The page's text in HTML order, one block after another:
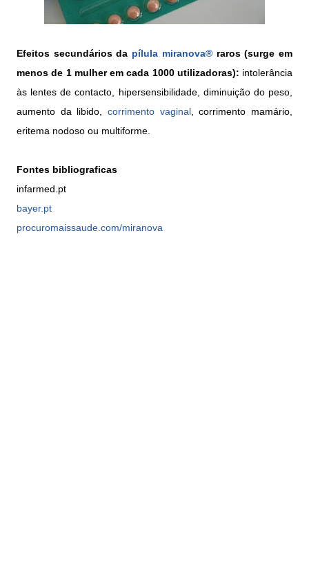
Efeitos secundários da pílula miranova®raros (surge em
menos de 1 mulher em cada 1000 utilizadoras): intolerância
às lentes de contacto, hipersensibilidade, diminuição do peso,
aumento da libido, corrimento vaginal, corrimento mamário,
eritema nodoso ou multiforme.
Fontes bibliograficas
infarmed.pt
bayer.pt
procuromaissaude.com/miranova